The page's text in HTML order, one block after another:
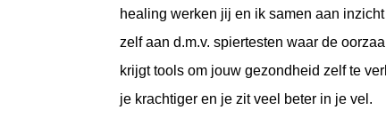
healing werken jij en ik samen aan
zelf aan d.m.v. spiertesten waar de
krijgt tools om jouw gezondheid zelf te
je krachtiger en je zit veel beter in je vel.